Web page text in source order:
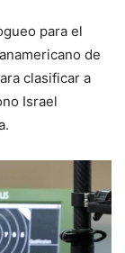
para el
de
clasificar a
Israel